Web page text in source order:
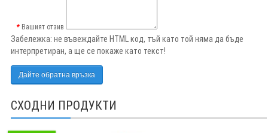
Вашият отзив
Забележка: не въвеждайте HTML код, тъй като той няма да бъде
интерпретиран, а ще се покаже като текст!
Дайте обратна връзка
СХОДНИ ПРОДУКТИ